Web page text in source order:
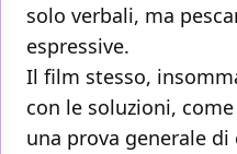
solo verbali, ma
espressive.
Il film stesso,
con le soluzioni,
una prova generale